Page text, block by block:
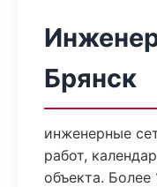
Брянск
инженерные
работ,
объекта. Более